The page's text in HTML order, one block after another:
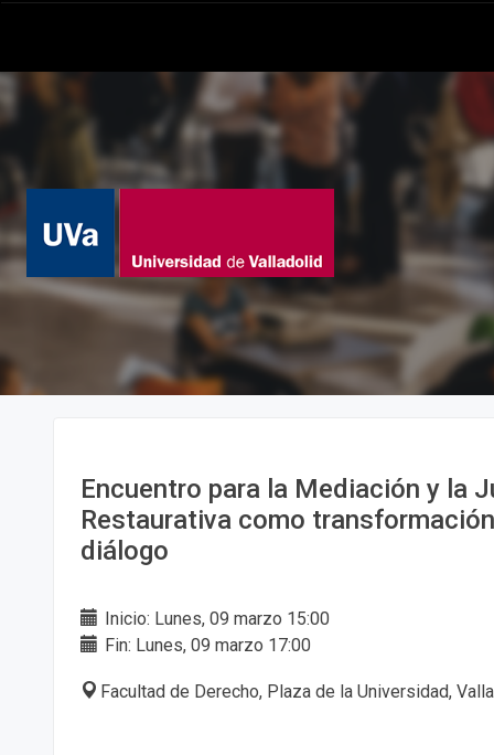
Encuentro para la Mediación y la
Restaurativa como
diálogo
Inicio: Lunes, 09 marzo 15:00
Fin: Lunes, 09 marzo 17:00
Facultad de Derecho, Plaza de la Universidad,